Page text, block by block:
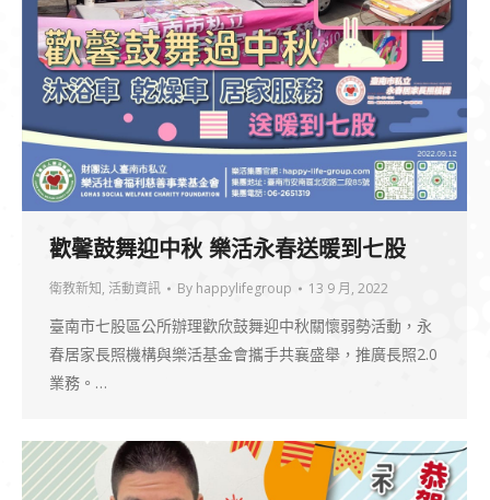
歡馨鼓舞迎中秋 樂活永春送暖到七股
衛教新知, 活動資訊 By happylifegroup 13 9 月, 2022
臺南市七股區公所辦理歡欣鼓舞迎中秋關懷弱勢活動，永
春居家長照機構與樂活基金會攜手共襄盛舉，推廣長照2.0
業務。…